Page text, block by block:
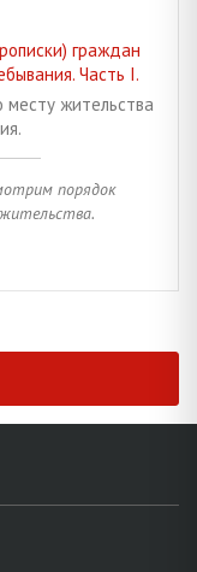
граждан
Часть I.
жительства
порядок